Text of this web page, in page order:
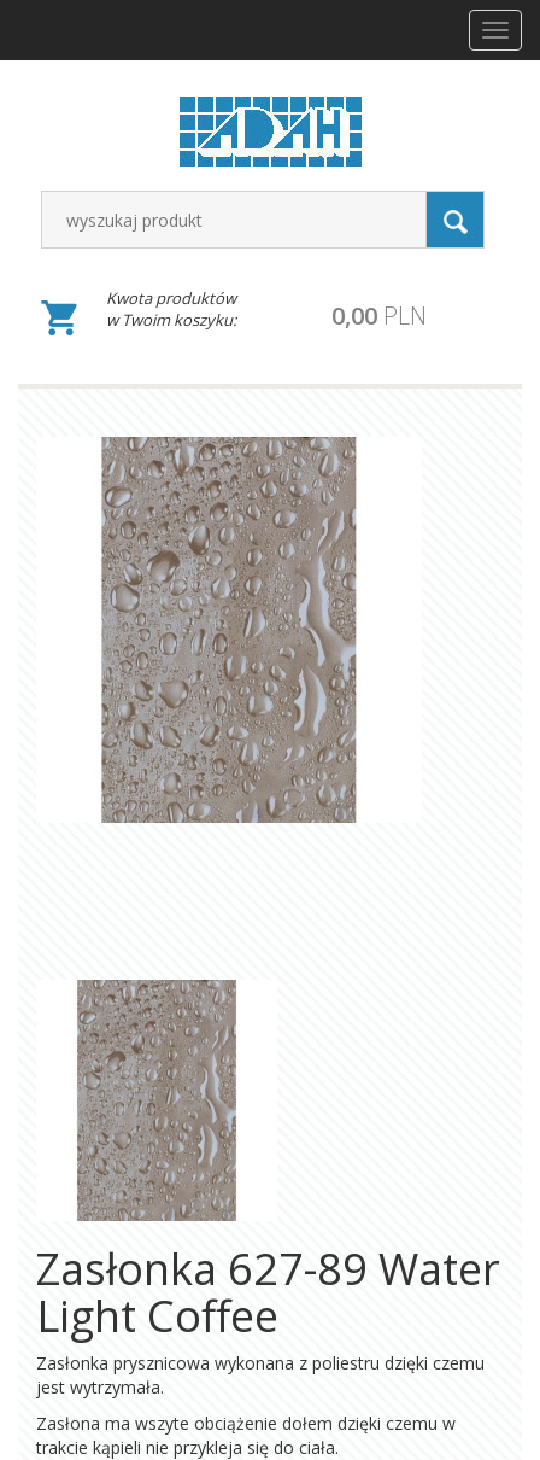
Kwota produktów
w Twoim koszyku:
0,00PLN
Zasłonka 627-89 Water
Light Coffee
Zasłonka prysznicowa wykonana z poliestru dzięki czemu
jest wytrzymała.
Zasłona ma wszyte obciążenie dołem dzięki czemu w
trakcie kąpieli nie przykleja się do ciała.